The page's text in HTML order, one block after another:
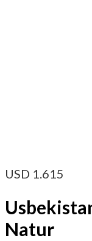
USD 1.615
Natur